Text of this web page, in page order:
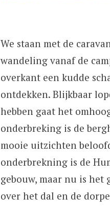
We staan met de
wandeling vanaf de
overkant een kudde
ontdekken. Blijkbaar
hebben gaat het
onderbreking is de
mooie uitzichten
onderbrekning is de
gebouw, maar nu is
over het dal en de